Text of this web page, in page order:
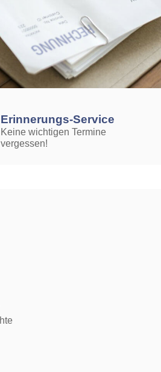
Erinnerungs-Service
Keine wichtigen Termine
vergessen!